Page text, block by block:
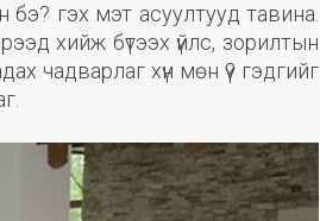
гэх мэт асуултууд тавина.
хийж бүтээх үйлс, зорилтын
чадварлаг хүн мөн үү? гэдгийг